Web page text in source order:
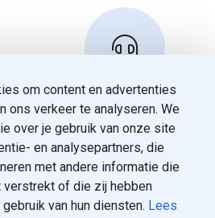
Klantenservice
088 - 058 05 00
om content en advertenties
ons verkeer te analyseren. We
over je gebruik van onze site
en analysepartners, die
met andere informatie die
verstrekt of die zij hebben
van hun diensten. Lees